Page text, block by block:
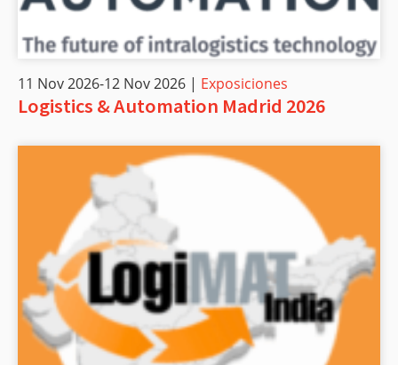
11 Nov 2026-12 Nov 2026 | Exposiciones
Logistics & Automation Madrid 2026